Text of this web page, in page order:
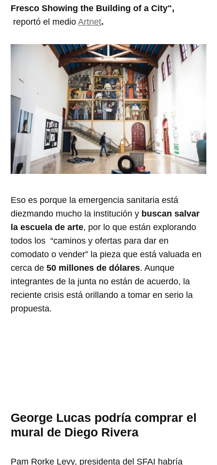
Fresco Showing the Building of a City",
reportó el medioArtnet.
Eso es porque la emergencia sanitaria está
diezmando mucho la institución y buscan salvar
la escuela de arte, por lo que están explorando
todos los “caminos y ofertas para dar en
comodato o vender” la pieza que está valuada en
cerca de50 millones de dólares. Aunque
integrantes de la junta no están de acuerdo, la
reciente crisis está orillando a tomar en serio la
propuesta.
George Lucas podría comprar el
mural de Diego Rivera
Pam Rorke Levy, presidenta del SFAI habría